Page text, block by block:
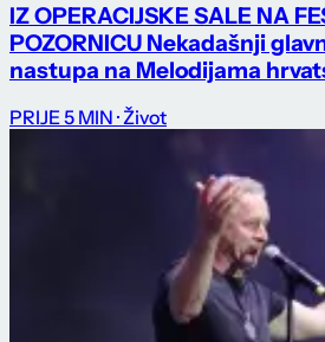
IZ OPERACIJSKE SALE NA
POZORNICU Nekadašnji
nastupa na Melodijama
PRIJE 5 MIN · Život